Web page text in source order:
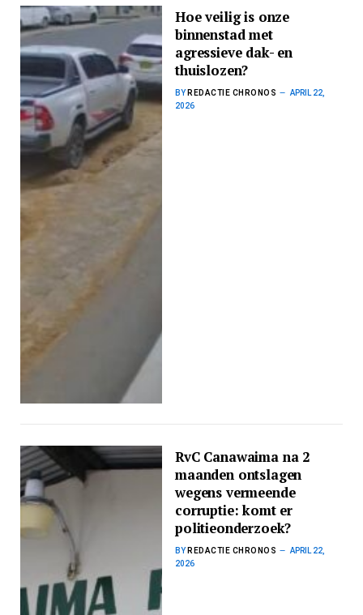
Hoe veilig is onze
binnenstad met
agressieve dak- en
thuislozen?
BY REDACTIE CHRONOS
APRIL 22,
2026
RvC Canawaima na 2
maanden ontslagen
wegens vermeende
corruptie: komt er
politieonderzoek?
BY REDACTIE CHRONOS
APRIL 22,
2026